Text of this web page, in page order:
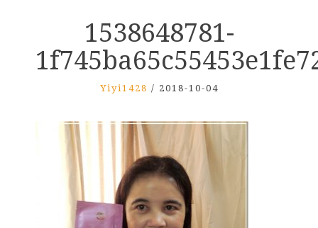
1538648781-
Yiyi1428 / 2018-10-04